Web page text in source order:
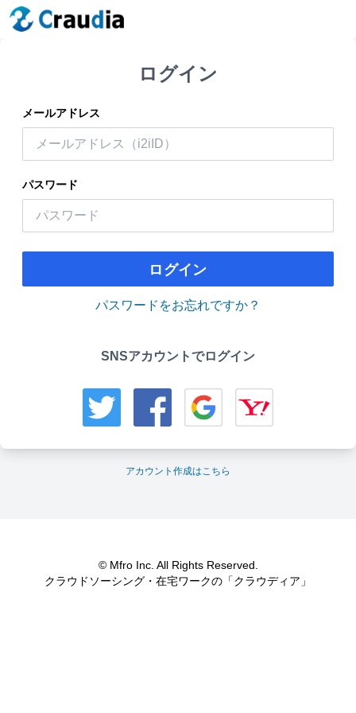
ログイン
メールアドレス
パスワード
ログイン
パスワードをお忘れですか？
SNSアカウントでログイン
アカウント作成はこちら
© Mfro Inc. All Rights Reserved.
クラウドソーシング・在宅ワークの「クラウディア」